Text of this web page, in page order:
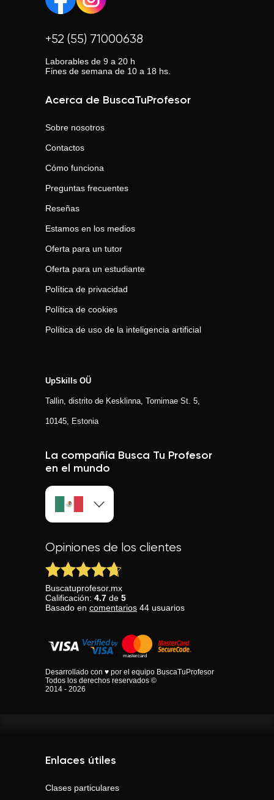
+52 (55) 71000638
Laborables de 9 a 20 h
Fines de semana de 10 a 18 hs.
Acerca de BuscaTuProfesor
Sobre nosotros
Contactos
Cómo funciona
Preguntas frecuentes
Reseñas
Estamos en los medios
Oferta para un tutor
Oferta para un estudiante
Política de privacidad
Política de cookies
Política de uso de la inteligencia artificial
UpSkills OÜ
Tallin, distrito de Kesklinna, Tornimаe St. 5,
10145, Estonia
La compañía Busca Tu Profesor
en el mundo
Opiniones de los clientes
Buscatuprofesor.mx
Calificación: 4.7 de 5
Basado en comentarios 44 usuarios
Desarrollado con ♥ por el equipo BuscaTuProfesor
Todos los derechos reservados ©
2014 - 2026
Enlaces útiles
Clases particulares